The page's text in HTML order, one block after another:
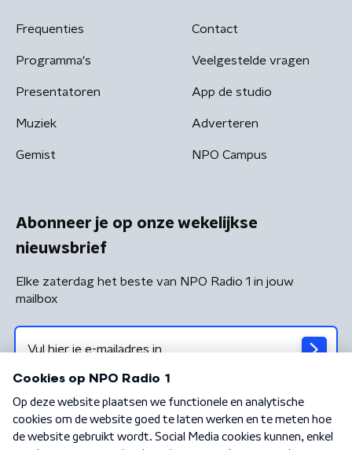
Frequenties
Programma's
Presentatoren
Muziek
Gemist
Contact
Veelgestelde vragen
App de studio
Adverteren
NPO Campus
Abonneer je op onze wekelijkse
nieuwsbrief
Elke zaterdag het beste van NPO Radio 1 in jouw
mailbox
Algemene voorwaarden